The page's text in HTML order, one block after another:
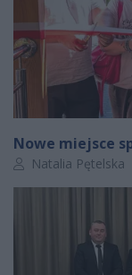
Nowe miejsce
Autor artykułu:
Natalia Pętelska